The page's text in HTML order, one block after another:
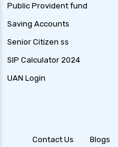
Public Provident fund
Saving Accounts
Senior Citizen ss
SIP Calculator 2024
UAN Login
Contact Us Blogs